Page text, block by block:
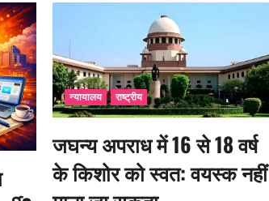
न्यायालय राष्ट्रीय
जघन्य अपराध में 16 से 18 वर्ष
के किशोर को स्वत: वयस्क नहीं